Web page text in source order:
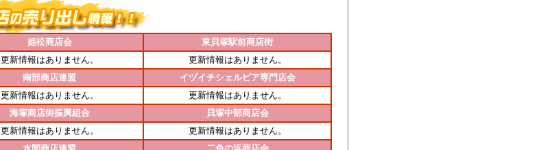
姫松商店会
東貝塚駅前商店街
更新情報はありません。
更新情報はありません。
南部商店連盟
イヅイチシェルピア専門店会
更新情報はありません。
更新情報はありません。
海塚商店街振興組合
貝塚中部商店会
更新情報はありません。
更新情報はありません。